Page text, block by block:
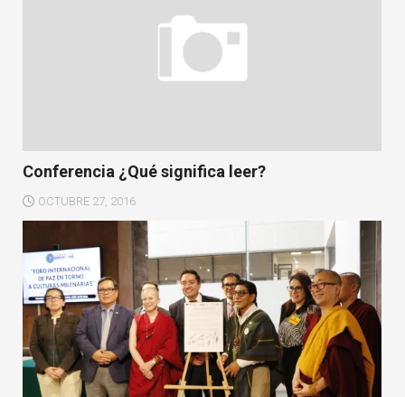
Conferencia ¿Qué significa leer?
OCTUBRE 27, 2016